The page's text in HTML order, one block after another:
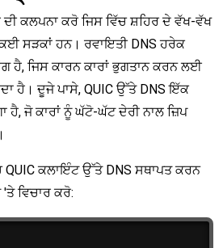
ਕਲਪਨਾ ਕਰੋ ਜਿਸ ਵਿੱਚ ਸ਼ਹਿਰ ਦੇ ਵੱਖ-ਵੱਖ
ਸੜਕਾਂ ਹਨ। ਰਵਾਇਤੀ DNS ਹਰੇਕ
ਹੈ, ਜਿਸ ਕਾਰਨ ਕਾਰਾਂ ਭੁਗਤਾਨ ਕਰਨ ਲਈ
ਹੈ। ਦੂਜੇ ਪਾਸੇ, QUIC ਉੱਤੇ DNS ਇੱਕ
ਹੈ, ਜੋ ਕਾਰਾਂ ਨੂੰ ਘੱਟੋ-ਘੱਟ ਦੇਰੀ ਨਾਲ ਜ਼ਿਪ
QUIC ਕਲਾਇੰਟ ਉੱਤੇ DNS ਸਥਾਪਤ ਕਰਨ
ਵਿਚਾਰ ਕਰੋ: